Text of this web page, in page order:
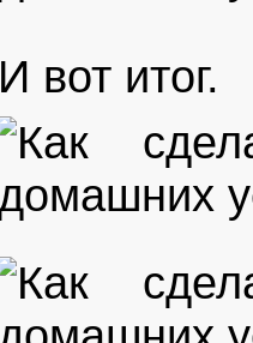
И вот итог.